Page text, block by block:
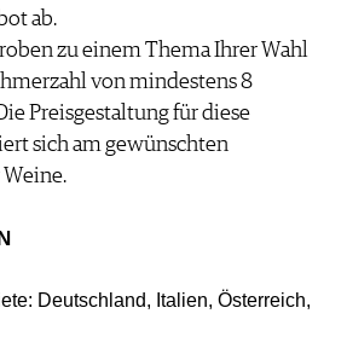
ab.
zu einem Thema Ihrer Wahl
von mindestens 8
Preisgestaltung für diese
sich am gewünschten
Deutschland, Italien, Österreich,